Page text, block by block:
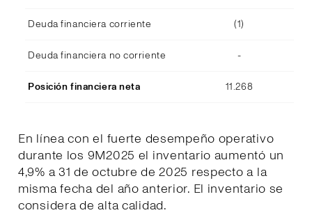
Deuda financiera corriente (1)
Deuda financiera no corriente -
Posición financiera neta 11.268
En línea con el fuerte desempeño operativo
durante los 9M2025 el inventario aumentó un
4,9% a 31 de octubre de 2025 respecto a la
misma fecha del año anterior. El inventario se
considera de alta calidad.